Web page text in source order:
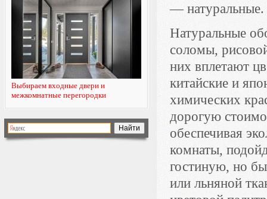
Выбираем входные двери и
межкомнатные перегородки
— натуральные.
Натуральные
соломы,
них вплетают
китайские и
химических
дорогую
обеспечивая
комнаты,
гостиную, но
или льняной